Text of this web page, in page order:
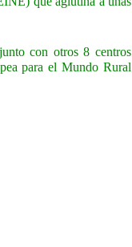
con otros 8 centros
para el Mundo Rural